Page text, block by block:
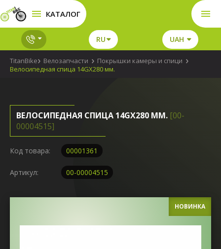
КАТАЛОГ
RU UAH
TitanBike Велозапчасти
Покрышки камеры и спици
Велосипедная спица 14GX280 мм.
ВЕЛОСИПЕДНАЯ СПИЦА 14GX280 ММ. [00-
00004515]
Код товара: 00001361
Артикул: 00-00004515
НОВИНКА